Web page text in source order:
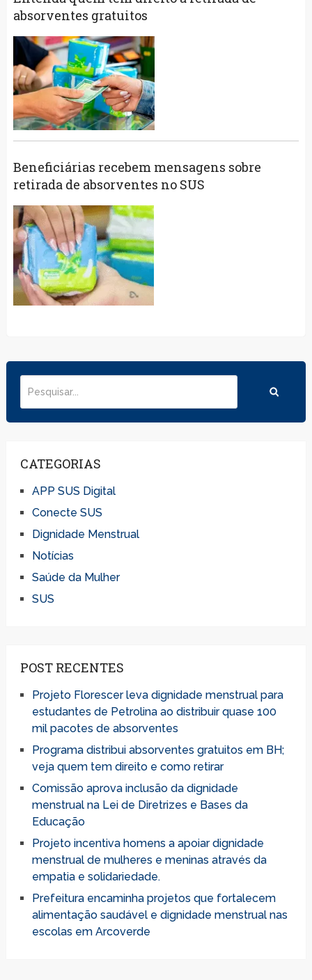
absorventes gratuitos
Beneficiárias recebem mensagens sobre
retirada de absorventes no SUS
CATEGORIAS
APP SUS Digital
Conecte SUS
Dignidade Menstrual
Notícias
Saúde da Mulher
SUS
POST RECENTES
Projeto Florescer leva dignidade menstrual para
estudantes de Petrolina ao distribuir quase 100
mil pacotes de absorventes
Programa distribui absorventes gratuitos em BH;
veja quem tem direito e como retirar
Comissão aprova inclusão da dignidade
menstrual na Lei de Diretrizes e Bases da
Educação
Projeto incentiva homens a apoiar dignidade
menstrual de mulheres e meninas através da
empatia e solidariedade.
Prefeitura encaminha projetos que fortalecem
alimentação saudável e dignidade menstrual nas
escolas em Arcoverde